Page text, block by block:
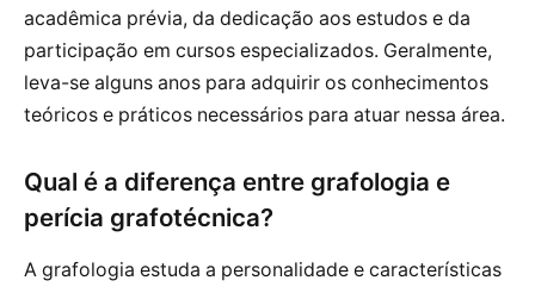
acadêmica prévia, da dedicação aos estudos e da
participação em cursos especializados. Geralmente,
leva-se alguns anos para adquirir os conhecimentos
teóricos e práticos necessários para atuar nessa área.
Qual é a diferença entre grafologia e
perícia grafotécnica?
A grafologia estuda a personalidade e características